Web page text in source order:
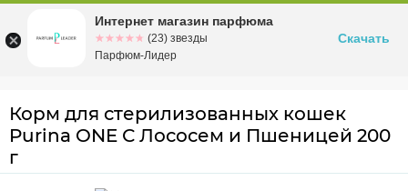
Омскул. Заозерная, 11, к. 1
Корм для стерилизованных кошек
Purina ONE С Лососем и Пшеницей 200
г
Интернет магазин парфюма
☆☆☆☆☆
★★★★★ (23) звезды
Парфюм-Лидер
Скачать